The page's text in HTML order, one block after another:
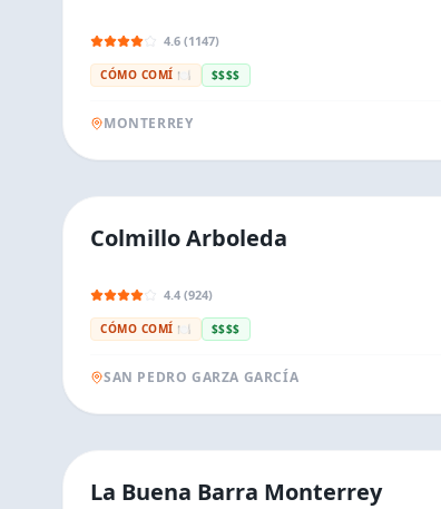
4.6 (1147)
CÓMO COMÍ 🍽️ $$$$
MONTERREY
Colmillo Arboleda
4.4 (924)
CÓMO COMÍ 🍽️ $$$$
SAN PEDRO GARZA GARCÍA
La Buena Barra Monterrey